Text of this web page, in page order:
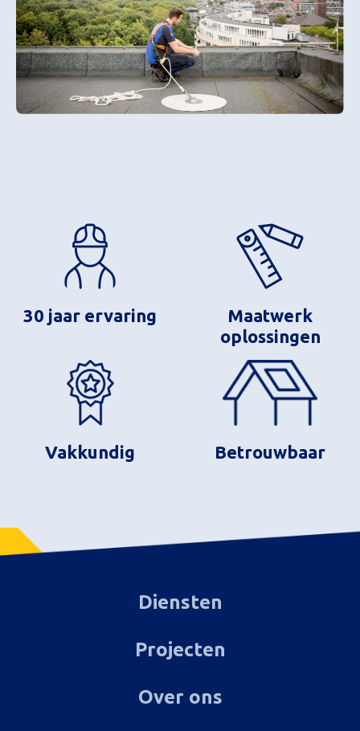
30 jaar ervaring
Maatwerk
oplossingen
Vakkundig Betrouwbaar
Diensten
Projecten
Over ons